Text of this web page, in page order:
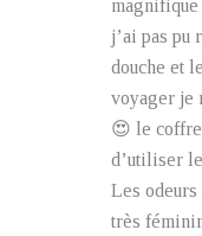
j’ai pas
douche et
voyager je
😍 le
d’utiliser
Les odeurs
très